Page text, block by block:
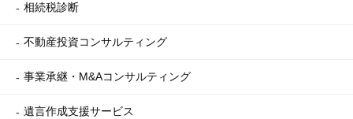
相続税診断
不動産投資コンサルティング
事業承継・M&Aコンサルティング
遺言作成支援サービス